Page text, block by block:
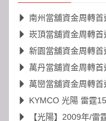
南州當舖資金周轉首選
崁頂當舖資金周轉首選
新園當舖資金周轉首選
萬丹當舖資金周轉首選
萬巒當舖資金周轉首選
KYMCO 光陽 雷霆
【光陽】2009年/雷